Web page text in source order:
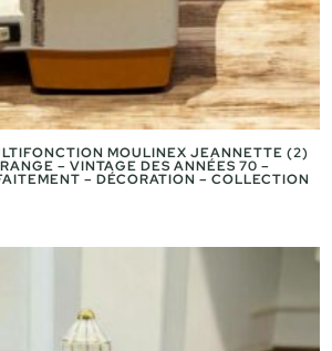
MOULINEX JEANNETTE (2)
– VINTAGE DES ANNÉES 70 –
– DÉCORATION – COLLECTION